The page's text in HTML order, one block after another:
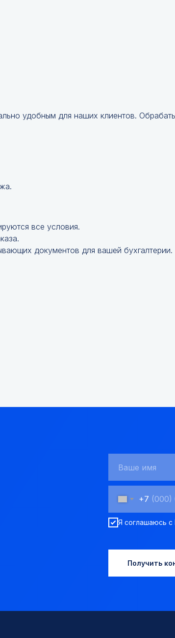
удобным для наших клиентов.
все условия.
документов для вашей бухгалтерии.
+7
Я соглашаюсь с
Получить